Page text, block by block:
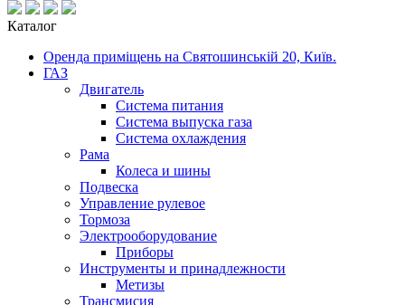
Каталог
Оренда приміщень на Святошинській 20, Київ.
ГАЗ
Двигатель
Система питания
Система выпуска газа
Система охлаждения
Рама
Колеса и шины
Подвеска
Управление рулевое
Тормоза
Электрооборудование
Приборы
Инструменты и принадлежности
Метизы
Трансмисия